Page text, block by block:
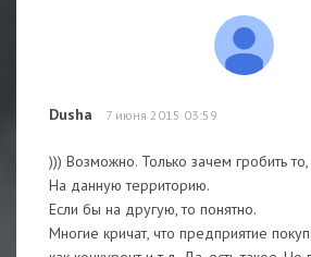
Dusha 7 июня 2015 03:59
))) Возможно. Только зачем гробить
На данную территорию.
Если бы на другую, то понятно.
Многие кричат, что предприятие